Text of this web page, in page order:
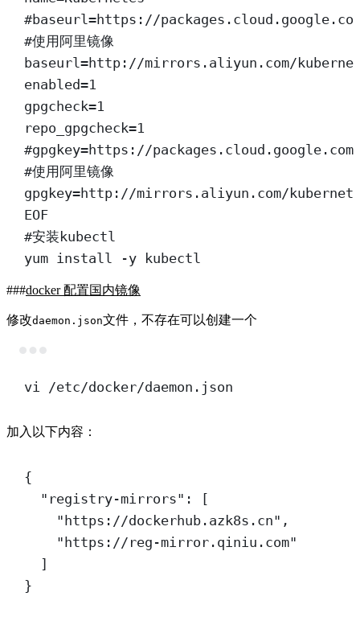
#baseurl=https://
#使用阿里镜像
baseurl=http://mirrors.aliyun.com/
enabled=1
gpgcheck=1
repo_gpgcheck=1
#gpgkey=https://
#使用阿里镜像
gpgkey=http://mirrors.aliyun.com/
EOF
#安装kubectl
yum
install -y kubectl
docker 配置国内镜像
修改daemon.json文件，不存在可以创建一个
vi /etc/docker/daemon.json
加入以下内容：
{
"registry-mirrors" : [
"https://dockerhub.azk8s.cn" ,
"https://reg-mirror.qiniu.com"
]
}